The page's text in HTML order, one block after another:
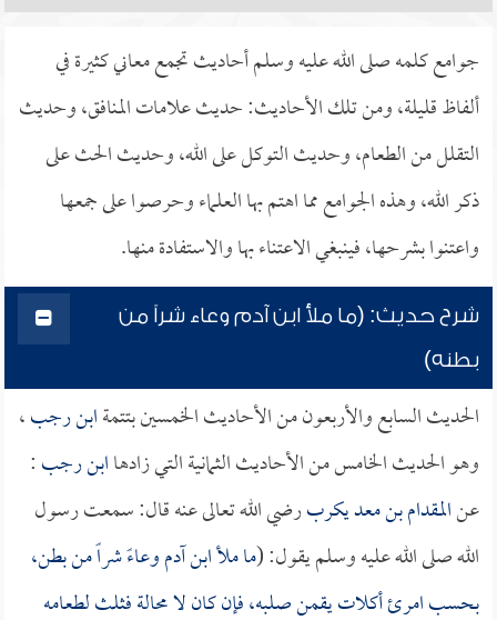
جوامع كلمه صلى الله عليه وسلم أحاديث تجمع معاني كثيرة في
ألفاظ قليلة، ومن تلك الأحاديث: حديث علامات المنافق، وحديث
التقلل من الطعام، وحديث التوكل على الله، وحديث الحث على
ذكر الله، وهذه الجوامع مما اهتم بها العلماء وحرصوا على جمعها
واعتنوا بشرحها، فينبغي الاعتناء بها والاستفادة منها.
شرح حديث: (ما ملأ ابن آدم وعاء شراً من
بطنه)
الحديث السابع والأربعون من الأحاديث الخمسين بتتمةابن رجب،
وهو الحديث الخامس من الأحاديث الثمانية التي زادهاابن رجب:
عنالمقدام بن معد يكربرضي الله تعالى عنه قال: سمعت رسول
الله صلى الله عليه وسلم يقول: (ما ملأ ابن آدم وعاءً شراً من بطن،
بحسب امرئ أكلات يقمن صلبه، فإن كان لا محالة فثلث لطعامه